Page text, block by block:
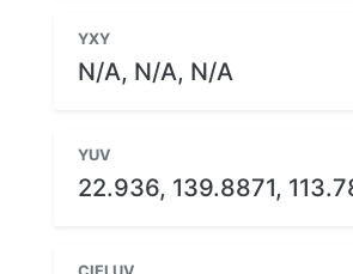
YXY
N/A, N/A, N/A
YUV
22.936, 139.8871,
CIELUV